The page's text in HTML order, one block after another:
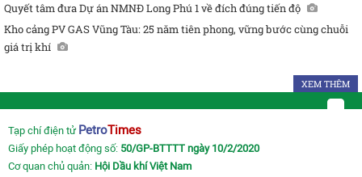
Quyết tâm đưa Dự án NMNĐ Long Phú 1 về đích đúng tiến độ
Kho cảng PV GAS Vũng Tàu: 25 năm tiên phong, vững bước cùng chuỗi
giá trị khí
XEM THÊM
Tạp chí điện tử PetroTimes
Giấy phép hoạt động số: 50/GP-BTTTT ngày 10/2/2020
Cơ quan chủ quản: Hội Dầu khí Việt Nam